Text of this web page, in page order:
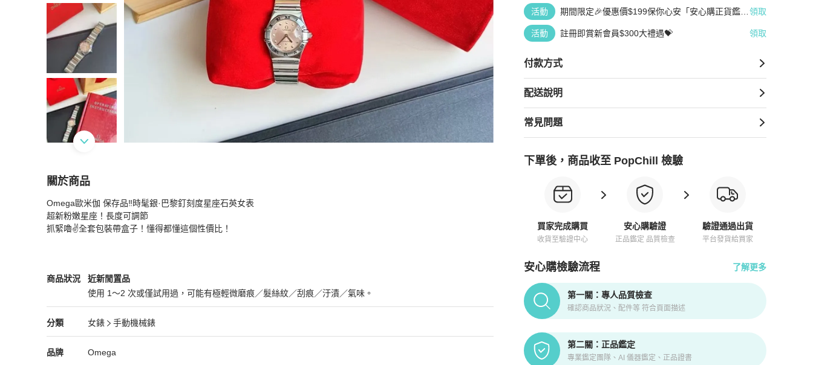
活動
期間限定🎉優惠價$199保你心安「安心購正貨鑑
領取
活動 註冊即賞新會員$300大禮遇💝 領取
付款方式
配送說明
常見問題
下單後，商品收至 PopChill 檢驗
買家完成購買
收貨至驗證中心
安心購驗證
正品鑑定 品質檢查
驗證通過出貨
平台發貨給買家
安心購檢驗流程 了解更多
PopChill拍拍圈正品驗證、安心購檢驗流程介紹
第一關：專人品質檢查
確認商品狀況、配件等 符合頁面描述
第二關：正品鑑定
專業鑑定團隊、AI 儀器鑑定、正品證書
關於商品
關於Omega歐米伽 保存品‼️ 商品詳情與購買須知
Omega歐米伽 保存品‼️時髦銀·巴黎釘刻度星座石英女表
超新粉嫩星座！長度可調節
抓緊嚕✌️全套包裝帶盒子！懂得都懂這個性價比！
商品狀況
Omega女錶商品狀態與細節
近新閒置品
使用 1～2 次或僅試用過，可能有極輕微磨痕／髮絲紋／刮痕／汙漬／氣味。
近新閒置品
分類
Omega 女錶分類資訊
女錶
手動機械錶
女錶/手動機械錶推薦
品牌
Omega 精品女錶品牌介紹
Omega
Omega 推薦清單